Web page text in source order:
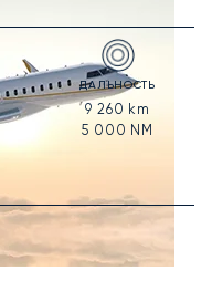
ДАЛЬНОСТЬ
9 260 km
5 000 NM